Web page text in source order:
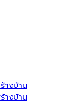
างบ้าน
างบ้าน